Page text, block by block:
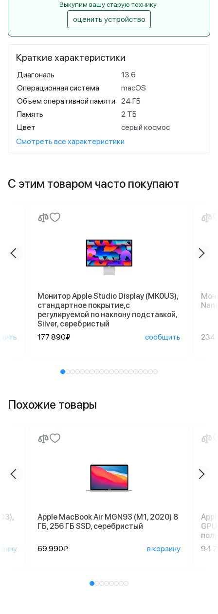
Краткие характеристики
Диагональ
13.6
Операционная система
macOS
Объем оперативной памяти
24 ГБ
Память
2 ТБ
Цвет
серый космос
Смотреть все характеристики
Выкупим вашу старую технику
оценить устройство
С этим товаром часто покупают
Монитор Apple Studio Display (MK0U3),
стандартное покрытие,с
регулируемой по наклону подставкой,
Silver, серебристый
177 890₽
сообщить 234
Похожие товары
Apple MacBook Air MGN93 (M1, 2020) 8
ГБ, 256 ГБ SSD, серебристый
69 990₽ в корзину
94